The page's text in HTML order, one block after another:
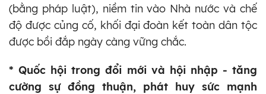
(bằng pháp luật), niềm tin vào Nhà nước và chế
độ được củng cố, khối đại đoàn kết toàn dân tộc
được bồi đắp ngày càng vững chắc.
* Quốc hội trong đổi mới và hội nhập - tăng
cường sự đồng thuận, phát huy sức mạnh